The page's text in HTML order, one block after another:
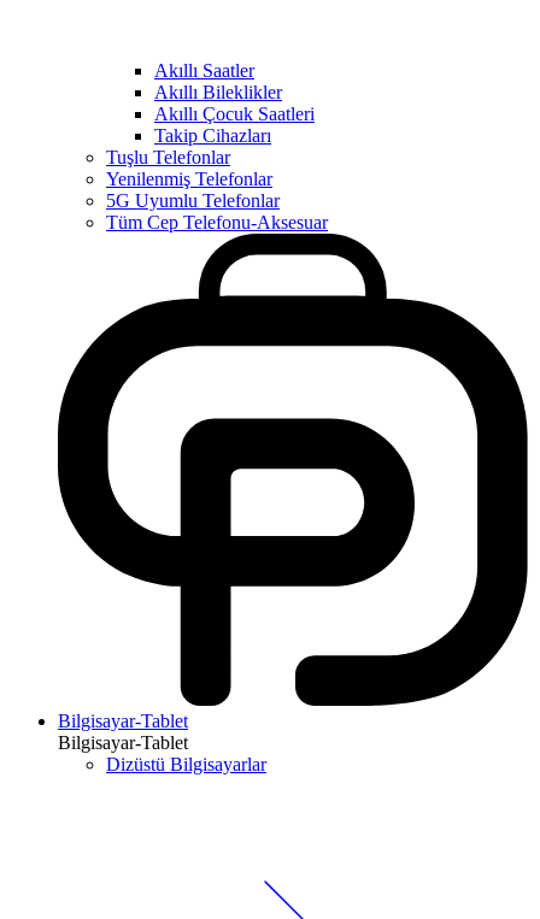
Akıllı Saatler
Akıllı Bileklikler
Akıllı Çocuk Saatleri
Takip Cihazları
Tuşlu Telefonlar
Yenilenmiş Telefonlar
5G Uyumlu Telefonlar
Tüm Cep Telefonu-Aksesuar
Bilgisayar-Tablet
Bilgisayar-Tablet
Dizüstü Bilgisayarlar